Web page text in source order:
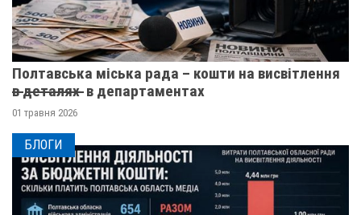
Полтавська міська рада – кошти на висвітлення
в̶ ̶д̶е̶т̶а̶л̶я̶х̶ ̶ в департаментах
01 травня 2026
БЛОГИ